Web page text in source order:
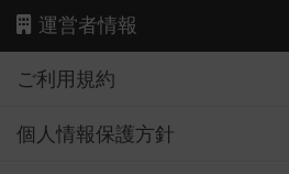
運営者情報
ご利用規約
個人情報保護方針